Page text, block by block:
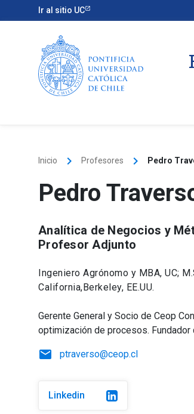
Ir al sitio UC
Inicio keyboard_arrow_right Profesores keyboard_arrow_right Pedro
Pedro
Analítica de Negocios y
Profesor Adjunto
Ingeniero Agrónomo y MBA, UC;
California,Berkeley, EE.UU.
Gerente General y Socio de Ceop
optimización de procesos.
email ptraverso@ceop.cl
Linkedin